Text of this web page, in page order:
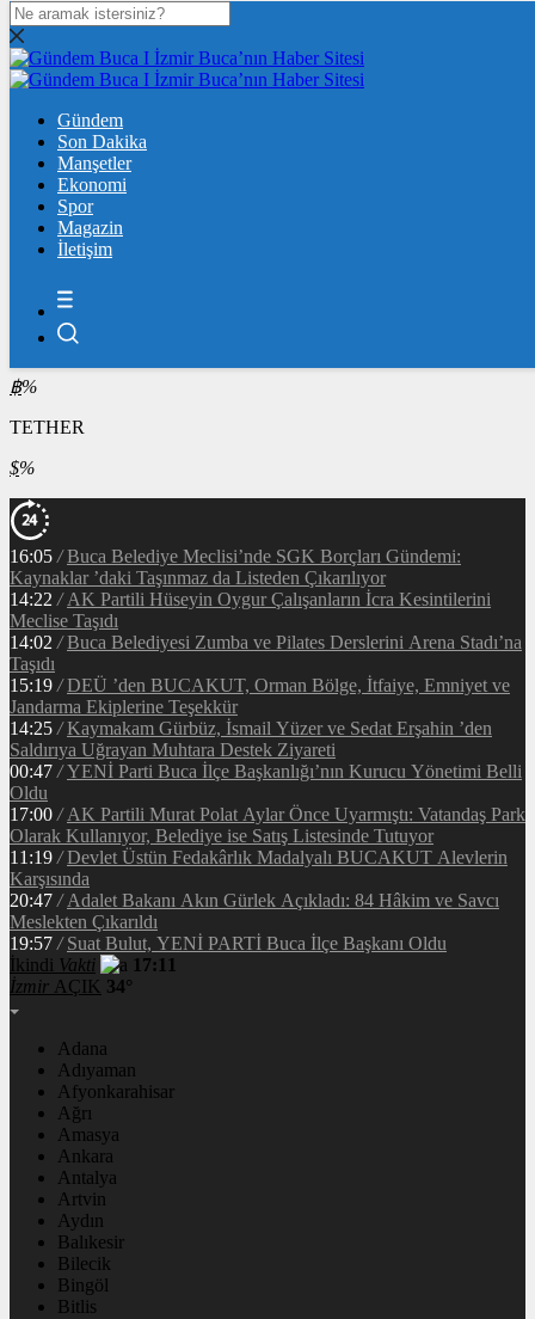
DOLAR
47,7102$% 0.17
55,2622€% 0.44
ÇEYREK ALTIN
10.924,00%2,74
BİST100
13.778,93
BİTCOİN
฿%
TETHER
$%
Gündem
Son Dakika
Manşetler
Ekonomi
Spor
Magazin
İletişim
16:05 / Buca Belediye Meclisi’nde SGK Borçları Gündemi:
Kaynaklar ’daki Taşınmaz da Listeden Çıkarılıyor
14:22 / AK Partili Hüseyin Oygur Çalışanların İcra Kesintilerini
Meclise Taşıdı
14:02 / Buca Belediyesi Zumba ve Pilates Derslerini Arena Stadı’na
Taşıdı
15:19 / DEÜ ’den BUCAKUT, Orman Bölge, İtfaiye, Emniyet ve
Jandarma Ekiplerine Teşekkür
14:25 / Kaymakam Gürbüz, İsmail Yüzer ve Sedat Erşahin ’den
Saldırıya Uğrayan Muhtara Destek Ziyareti
00:47 / YENİ Parti Buca İlçe Başkanlığı’nın Kurucu Yönetimi Belli
Oldu
17:00 / AK Partili Murat Polat Aylar Önce Uyarmıştı: Vatandaş Park
Olarak Kullanıyor, Belediye ise Satış Listesinde Tutuyor
11:19 / Devlet Üstün Fedakârlık Madalyalı BUCAKUT Alevlerin
Karşısında
20:47 / Adalet Bakanı Akın Gürlek Açıkladı: 84 Hâkim ve Savcı
Meslekten Çıkarıldı
19:57 / Suat Bulut, YENİ PARTİ Buca İlçe Başkanı Oldu
İkindi Vakti
17:11
İzmir AÇIK 34°
Adana
Adıyaman
Afyonkarahisar
Ağrı
Amasya
Ankara
Antalya
Artvin
Aydın
Balıkesir
Bilecik
Bingöl
Bitlis